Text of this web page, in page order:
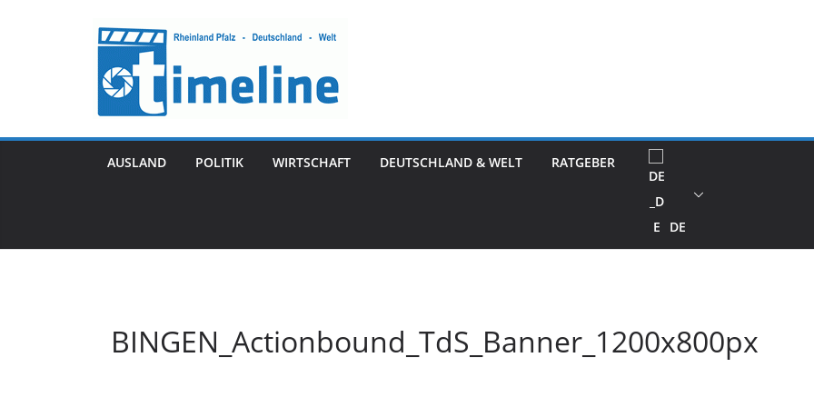
AUSLAND POLITIK WIRTSCHAFT DEUTSCHLAND & WELT RATGEBER
DE
BINGEN_Actionbound_TdS_Banner_1200x800px